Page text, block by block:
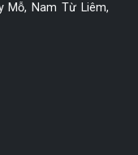
Mỗ, Nam Từ Liêm,